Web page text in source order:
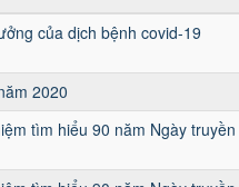
của dịch bệnh covid-19
2020
tìm hiểu 90 năm Ngày